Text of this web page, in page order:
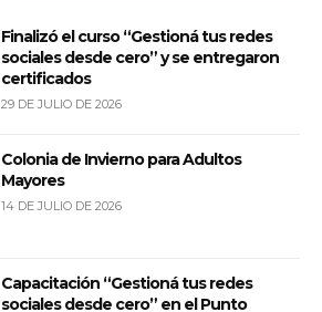
Finalizó el curso “Gestioná tus redes
sociales desde cero” y se entregaron
certificados
29 DE JULIO DE 2026
Colonia de Invierno para Adultos
Mayores
14 DE JULIO DE 2026
Capacitación “Gestioná tus redes
sociales desde cero” en el Punto